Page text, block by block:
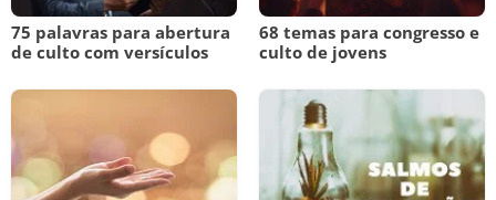
75 palavras para abertura
de culto com versículos
68 temas para congresso e
culto de jovens